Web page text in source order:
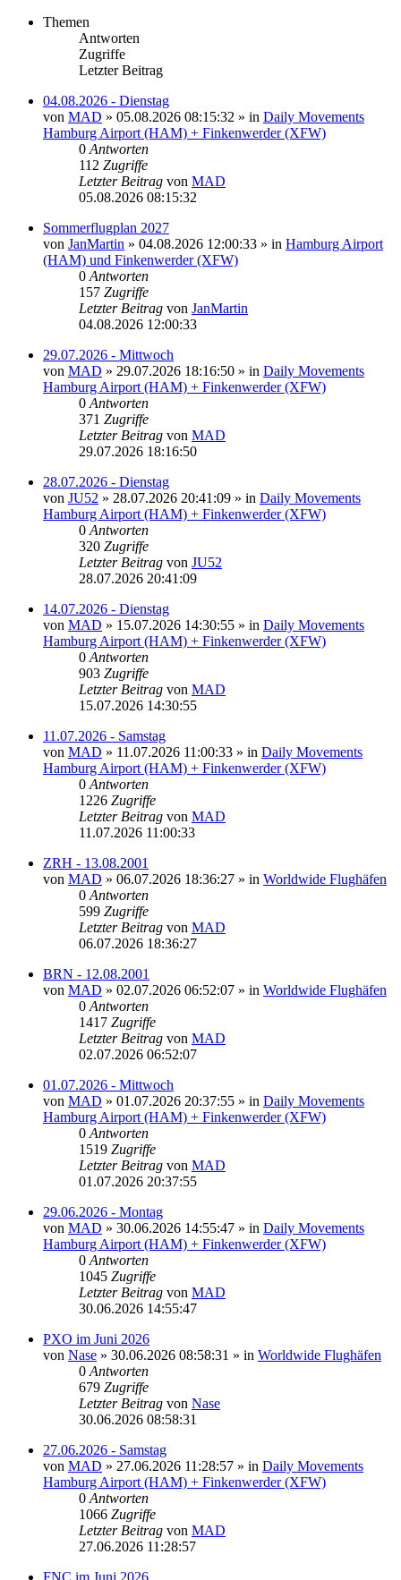
Themen
Antworten
Zugriffe
Letzter Beitrag
04.08.2026 - Dienstag
von MAD » 05.08.2026 08:15:32 » in Daily Movements
Hamburg Airport (HAM) + Finkenwerder (XFW)
0 Antworten
112 Zugriffe
Letzter Beitrag von MAD
05.08.2026 08:15:32
Sommerflugplan 2027
von JanMartin » 04.08.2026 12:00:33 » in Hamburg Airport
(HAM) und Finkenwerder (XFW)
0 Antworten
157 Zugriffe
Letzter Beitrag von JanMartin
04.08.2026 12:00:33
29.07.2026 - Mittwoch
von MAD » 29.07.2026 18:16:50 » in Daily Movements
Hamburg Airport (HAM) + Finkenwerder (XFW)
0 Antworten
371 Zugriffe
Letzter Beitrag von MAD
29.07.2026 18:16:50
28.07.2026 - Dienstag
von JU52 » 28.07.2026 20:41:09 » in Daily Movements
Hamburg Airport (HAM) + Finkenwerder (XFW)
0 Antworten
320 Zugriffe
Letzter Beitrag von JU52
28.07.2026 20:41:09
14.07.2026 - Dienstag
von MAD » 15.07.2026 14:30:55 » in Daily Movements
Hamburg Airport (HAM) + Finkenwerder (XFW)
0 Antworten
903 Zugriffe
Letzter Beitrag von MAD
15.07.2026 14:30:55
11.07.2026 - Samstag
von MAD » 11.07.2026 11:00:33 » in Daily Movements
Hamburg Airport (HAM) + Finkenwerder (XFW)
0 Antworten
1226 Zugriffe
Letzter Beitrag von MAD
11.07.2026 11:00:33
ZRH - 13.08.2001
von MAD » 06.07.2026 18:36:27 » in Worldwide Flughäfen
0 Antworten
599 Zugriffe
Letzter Beitrag von MAD
06.07.2026 18:36:27
BRN - 12.08.2001
von MAD » 02.07.2026 06:52:07 » in Worldwide Flughäfen
0 Antworten
1417 Zugriffe
Letzter Beitrag von MAD
02.07.2026 06:52:07
01.07.2026 - Mittwoch
von MAD » 01.07.2026 20:37:55 » in Daily Movements
Hamburg Airport (HAM) + Finkenwerder (XFW)
0 Antworten
1519 Zugriffe
Letzter Beitrag von MAD
01.07.2026 20:37:55
29.06.2026 - Montag
von MAD » 30.06.2026 14:55:47 » in Daily Movements
Hamburg Airport (HAM) + Finkenwerder (XFW)
0 Antworten
1045 Zugriffe
Letzter Beitrag von MAD
30.06.2026 14:55:47
PXO im Juni 2026
von Nase » 30.06.2026 08:58:31 » in Worldwide Flughäfen
0 Antworten
679 Zugriffe
Letzter Beitrag von Nase
30.06.2026 08:58:31
27.06.2026 - Samstag
von MAD » 27.06.2026 11:28:57 » in Daily Movements
Hamburg Airport (HAM) + Finkenwerder (XFW)
0 Antworten
1066 Zugriffe
Letzter Beitrag von MAD
27.06.2026 11:28:57
FNC im Juni 2026